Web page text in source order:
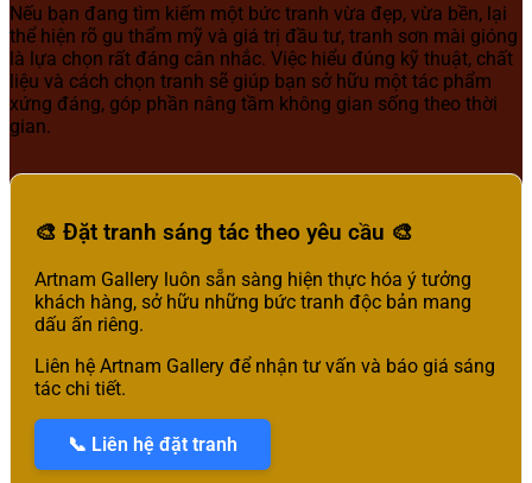
Nếu bạn đang tìm kiếm một bức tranh vừa đẹp, vừa bền, lại
thể hiện rõ gu thẩm mỹ và giá trị đầu tư, tranh sơn mài gióng
là lựa chọn rất đáng cân nhắc. Việc hiểu đúng kỹ thuật, chất
liệu và cách chọn tranh sẽ giúp bạn sở hữu một tác phẩm
xứng đáng, góp phần nâng tầm không gian sống theo thời
gian.
🎨 Đặt tranh sáng tác theo yêu cầu 🎨
Artnam Gallery luôn sẵn sàng hiện thực hóa ý tưởng
khách hàng, sở hữu những bức tranh độc bản mang
dấu ấn riêng.
Liên hệ Artnam Gallery để nhận tư vấn và báo giá sáng
tác chi tiết.
📞 Liên hệ đặt tranh